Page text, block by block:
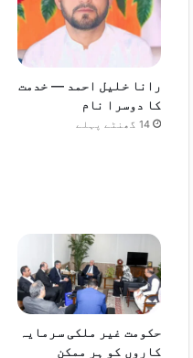
رانا خلیل احمد — خدمت
کا دوسرا نام
14 گھنٹے پہلے
حکومت غیر ملکی سرمایہ
کاروں کو ہر ممکن